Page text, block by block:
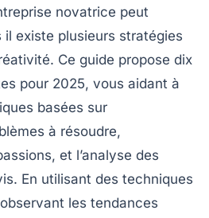
novatrice peut
il existe plusieurs stratégies
Ce guide propose dix
pour 2025, vous aidant à
basées sur
à résoudre,
et l’analyse des
En utilisant des techniques
les tendances